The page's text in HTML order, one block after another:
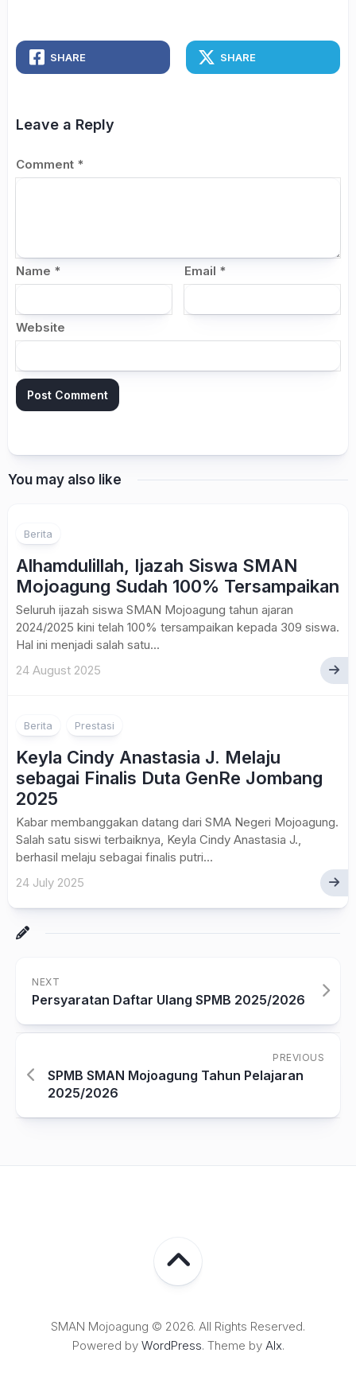
SHARE SHARE
Leave a Reply
Comment *
Name * Email *
Website
You may also like
Berita
Alhamdulillah, Ijazah Siswa SMAN
Mojoagung Sudah 100% Tersampaikan
Seluruh ijazah siswa SMAN Mojoagung tahun ajaran
2024/2025 kini telah 100% tersampaikan kepada 309 siswa.
Hal ini menjadi salah satu...
24 August 2025
Berita Prestasi
Keyla Cindy Anastasia J. Melaju
sebagai Finalis Duta GenRe Jombang
2025
Kabar membanggakan datang dari SMA Negeri Mojoagung.
Salah satu siswi terbaiknya, Keyla Cindy Anastasia J.,
berhasil melaju sebagai finalis putri...
24 July 2025
NEXT
Persyaratan Daftar Ulang SPMB 2025/2026
PREVIOUS
SPMB SMAN Mojoagung Tahun Pelajaran
2025/2026
SMAN Mojoagung © 2026. All Rights Reserved.
Powered by WordPress. Theme by Alx.